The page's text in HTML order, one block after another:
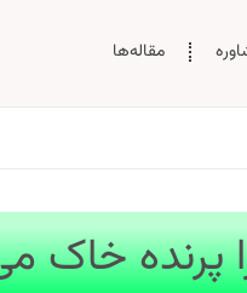
مقاله‌‌ها
پرنده خاک